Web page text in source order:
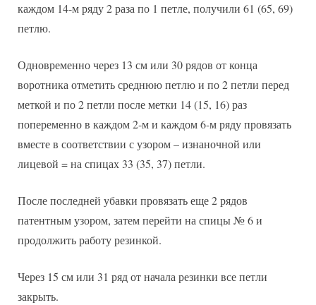
каждом 14-м ряду 2 раза по 1 петле, получили 61 (65, 69)
петлю.
Одновременно через 13 см или 30 рядов от конца
воротника отметить среднюю петлю и по 2 петли перед
меткой и по 2 петли после метки 14 (15, 16) раз
попеременно в каждом 2-м и каждом 6-м ряду провязать
вместе в соответствии с узором – изнаночной или
лицевой = на спицах 33 (35, 37) петли.
После последней убавки провязать еще 2 рядов
патентным узором, затем перейти на спицы № 6 и
продолжить работу резинкой.
Через 15 см или 31 ряд от начала резинки все петли
закрыть.